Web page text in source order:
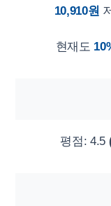
10,910원
현재도
평점: 4.5